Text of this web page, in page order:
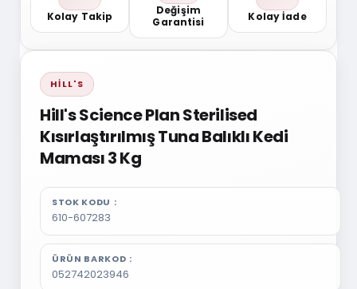
Kolay Takip
Değişim
Garantisi
Kolay İade
HILL'S
Hill's Science Plan Sterilised
Kısırlaştırılmış Tuna Balıklı Kedi
Maması 3 Kg
STOK KODU
610-607283
ÜRÜN BARKOD
052742023946